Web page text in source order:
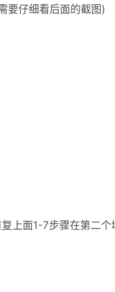
要仔细看后面的截图)
上面1-7步骤在第二个